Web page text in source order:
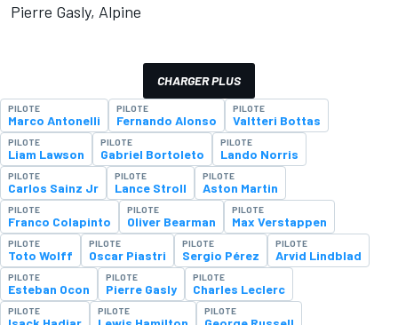
Pierre Gasly, Alpine
CHARGER PLUS
PILOTE
Marco Antonelli
PILOTE
Fernando Alonso
PILOTE
Valtteri Bottas
PILOTE
Liam Lawson
PILOTE
Gabriel Bortoleto
PILOTE
Lando Norris
PILOTE
Carlos Sainz Jr
PILOTE
Lance Stroll
PILOTE
Aston Martin
PILOTE
Franco Colapinto
PILOTE
Oliver Bearman
PILOTE
Max Verstappen
PILOTE
Toto Wolff
PILOTE
Oscar Piastri
PILOTE
Sergio Pérez
PILOTE
Arvid Lindblad
PILOTE
Esteban Ocon
PILOTE
Pierre Gasly
PILOTE
Charles Leclerc
PILOTE PILOTE PILOTE